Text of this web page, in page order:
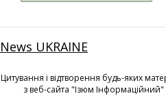
News UKRAINE
Цитування і відтворення будь-яких
з веб-сайта "Ізюм Інформаційний"